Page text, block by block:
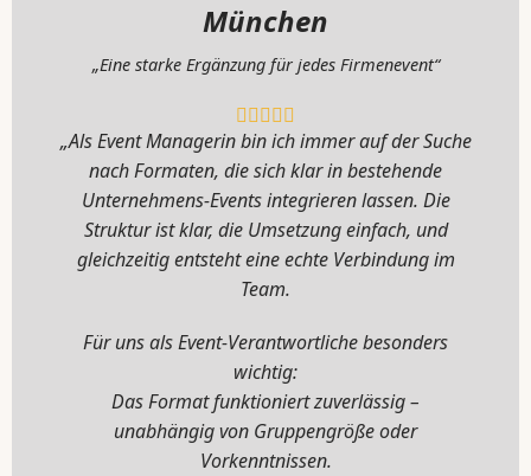
München
„Eine starke Ergänzung für jedes Firmenevent“
„Als Event Managerin bin ich immer auf der Suche
nach Formaten, die sich klar in bestehende
Unternehmens-Events integrieren lassen. Die
Struktur ist klar, die Umsetzung einfach, und
gleichzeitig entsteht eine echte Verbindung im
Team.
Für uns als Event-Verantwortliche besonders
wichtig:
Das Format funktioniert zuverlässig –
unabhängig von Gruppengröße oder
Vorkenntnissen.